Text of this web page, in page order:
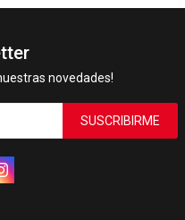
novedades!
SUSCRIBIRME